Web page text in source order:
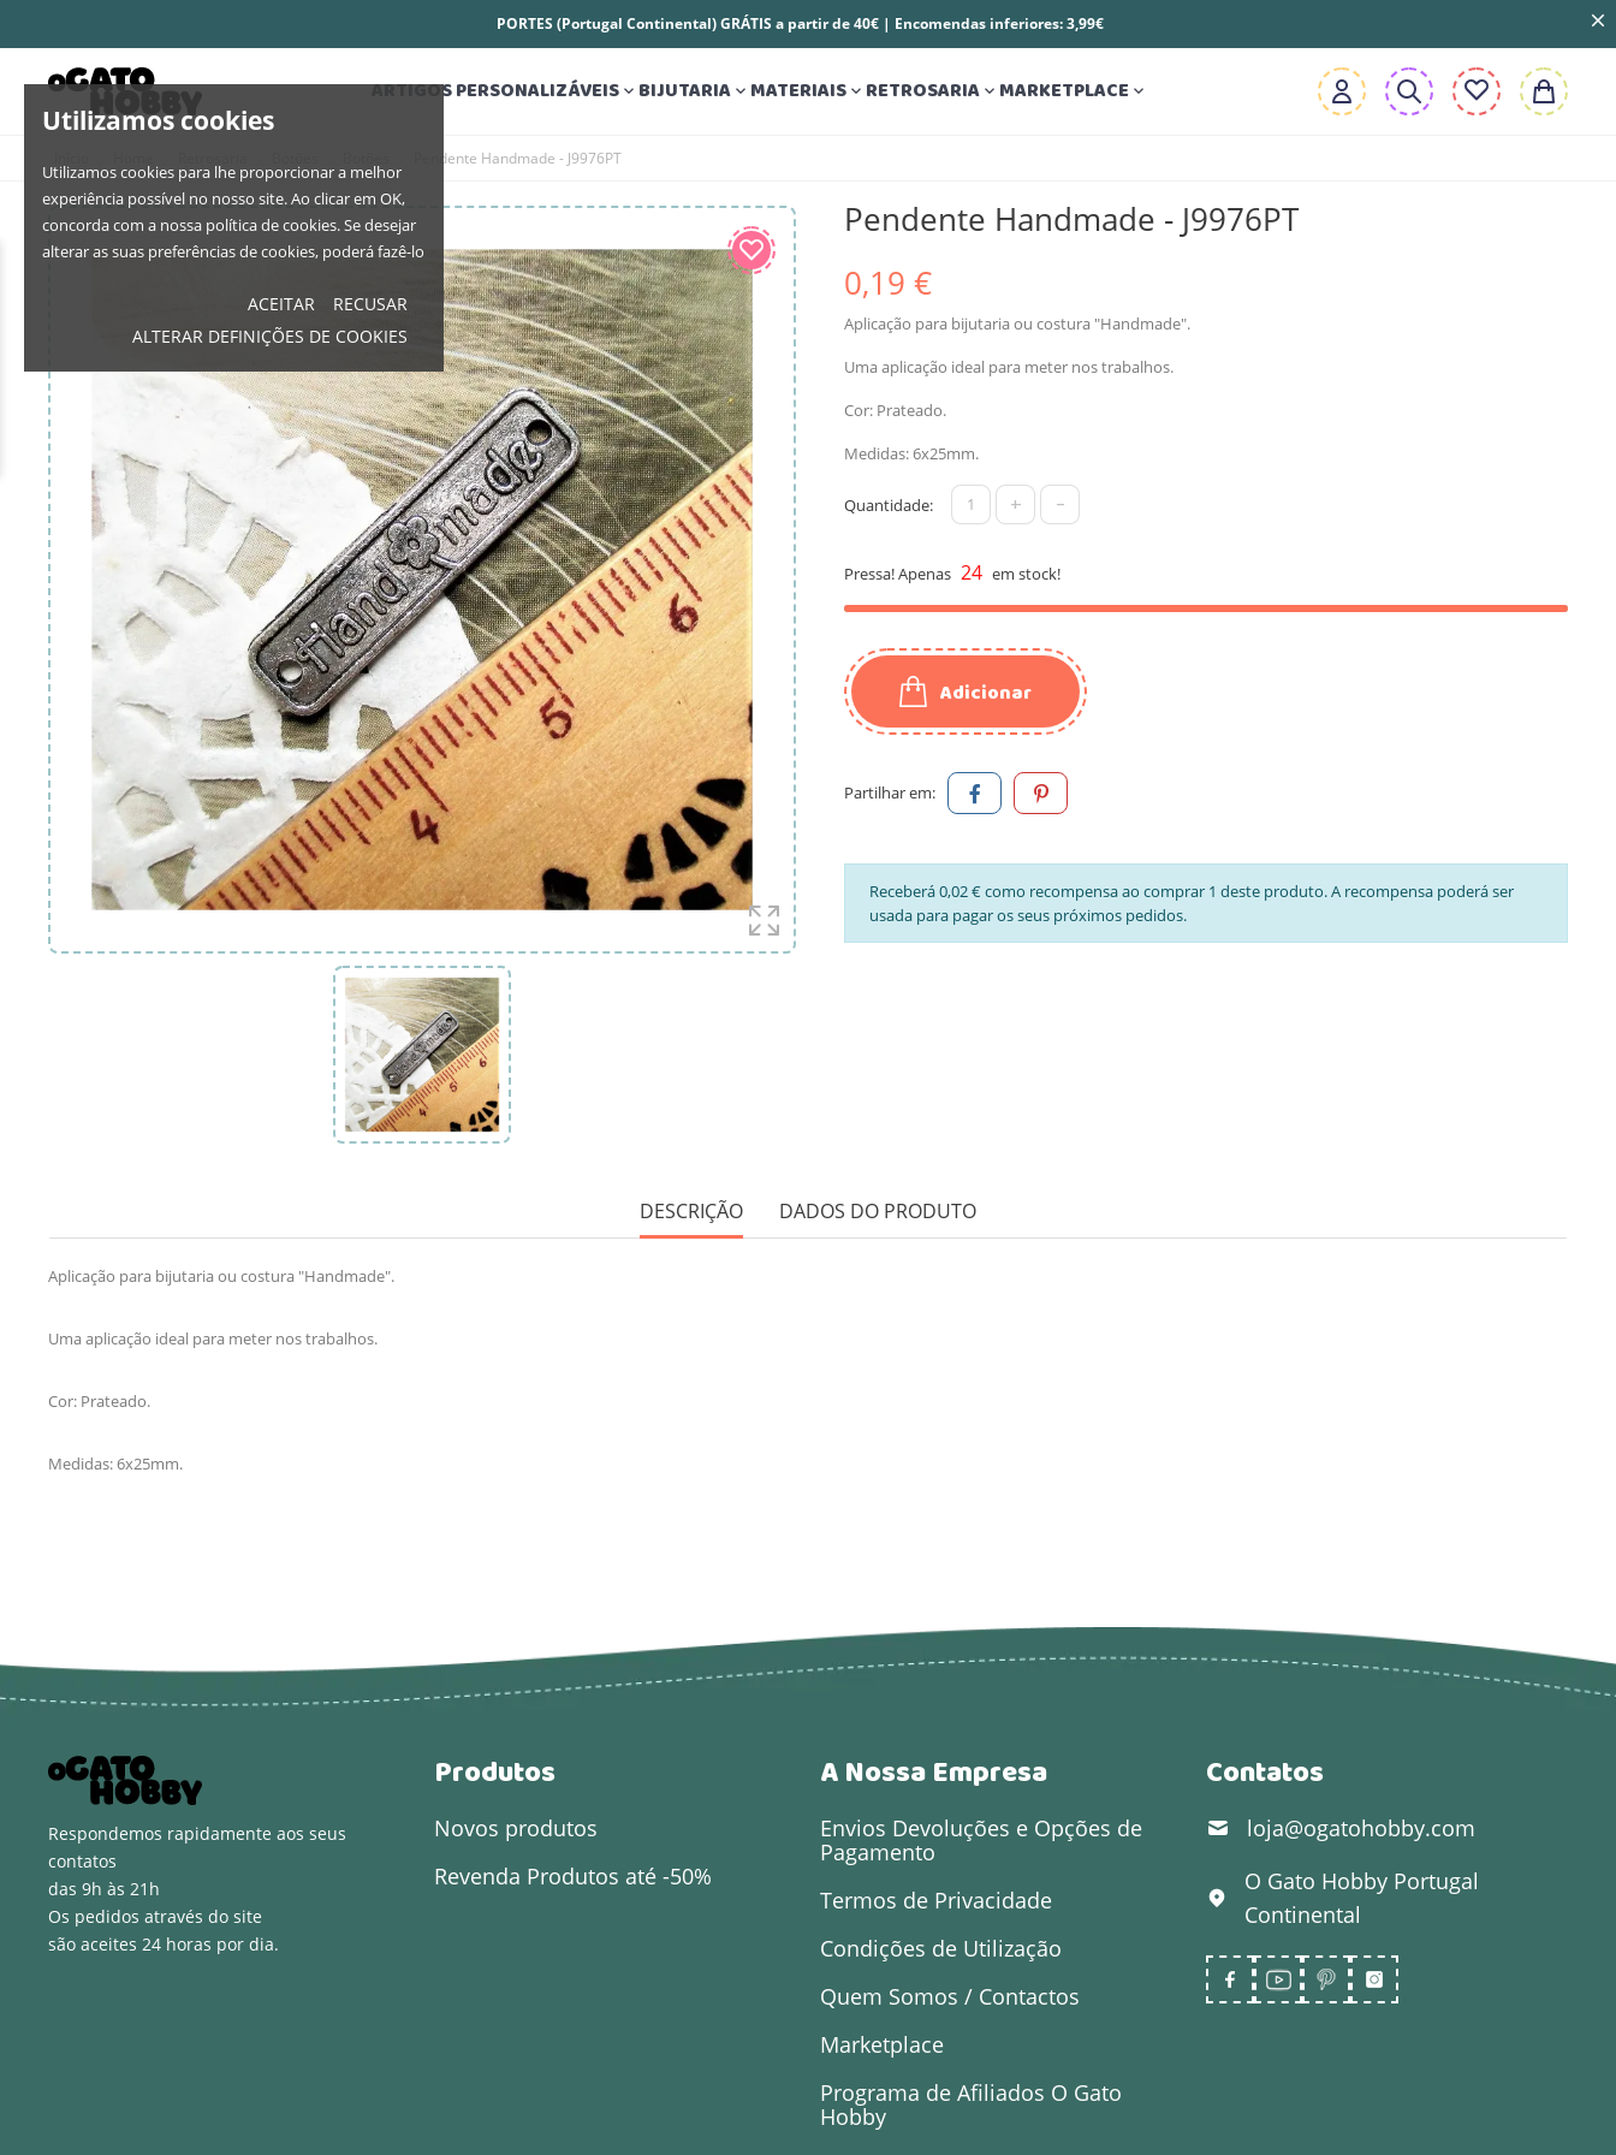
Utilizamos cookies
Utilizamos cookies para lhe proporcionar a melhor
experiência possível no nosso site. Ao clicar em OK,
concorda com a nossa política de cookies. Se desejar
alterar as suas preferências de cookies, poderá fazê-lo
ACEITAR
RECUSAR
ALTERAR DEFINIÇÕES DE COOKIES
PORTES (Portugal Continental) GRÁTIS a partir de 40€ | Encomendas inferiores: 3,99€
ARTIGOS PERSONALIZÁVEIS BIJUTARIA MATERIAIS RETROSARIA MARKETPLACE 
Pendente Handmade - J9976PT
Pendente Handmade - J9976PT
0,19 €
Aplicação para bijutaria ou costura "Handmade".
Uma aplicação ideal para meter nos trabalhos.
Cor: Prateado.
Medidas: 6x25mm.
Quantidade: + -
Pressa! Apenas 24 em stock!
Adicionar
Partilhar em:
Receberá 0,02 € como recompensa ao comprar 1 deste produto. A recompensa poderá ser
usada para pagar os seus próximos pedidos.
DESCRIÇÃO DADOS DO PRODUTO
Aplicação para bijutaria ou costura "Handmade".
Uma aplicação ideal para meter nos trabalhos.
Cor: Prateado.
Medidas: 6x25mm.
Respondemos rapidamente aos seus
contatos
das 9h às 21h
Os pedidos através do site
são aceites 24 horas por dia.
Produtos
Novos produtos
Revenda Produtos até -50%
A Nossa Empresa
Envios Devoluções e Opções de
Pagamento
Termos de Privacidade
Condições de Utilização
Quem Somos / Contactos
Marketplace
Programa de Afiliados O Gato
Hobby
Contatos
loja@ogatohobby.com
O Gato Hobby Portugal
Continental